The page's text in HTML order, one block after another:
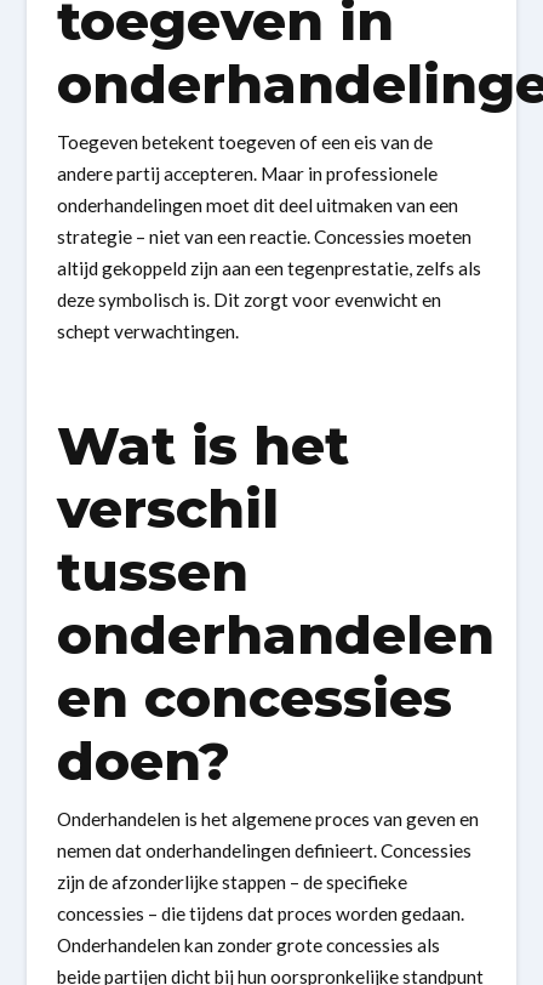
toegeven in
Toegeven betekent toegeven of een eis van de
andere partij accepteren. Maar in professionele
onderhandelingen moet dit deel uitmaken van een
strategie – niet van een reactie. Concessies moeten
altijd gekoppeld zijn aan een tegenprestatie, zelfs als
deze symbolisch is. Dit zorgt voor evenwicht en
schept verwachtingen.
Wat is het
verschil
tussen
onderhandelen
en concessies
doen?
Onderhandelen is het algemene proces van geven en
nemen dat onderhandelingen definieert. Concessies
zijn de afzonderlijke stappen – de specifieke
concessies – die tijdens dat proces worden gedaan.
Onderhandelen kan zonder grote concessies als
beide partijen dicht bij hun oorspronkelijke standpunt